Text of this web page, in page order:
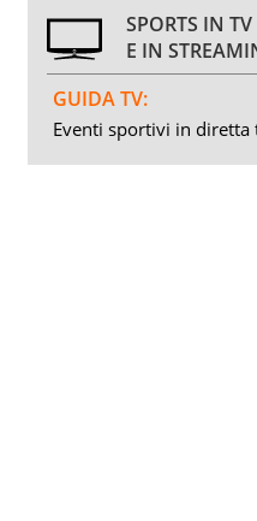
SPORTS IN TV
E IN
GUIDA TV:
Eventi sportivi in diretta